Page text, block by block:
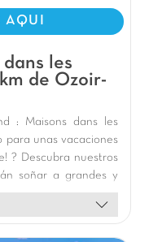
tren RER E
AQUI
les
de Ozoir-
: Maisons dans les
para unas vacaciones
? Descubra nuestros
soñar a grandes y
casas en los árboles
en el corazón de